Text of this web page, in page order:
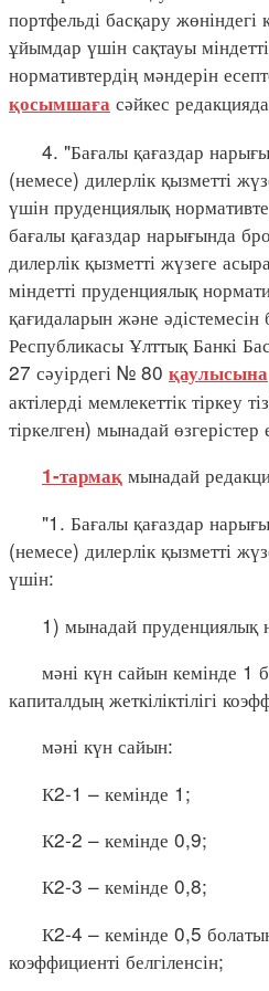
портфельді басқару
ұйымдар үшін сақтауы
нормативтердің мәндерін
қосымшаға сәйкес
4. "Бағалы қағаздар
(немесе) дилерлік қызметті
үшін пруденциялық
бағалы қағаздар нарығында
дилерлік қызметті жүзеге
міндетті пруденциялық
қағидаларын және әдістемесін
Республикасы Ұлттық Банкі
27 сәуірдегі № 80 қаулысына
актілерді мемлекеттік тіркеу
тіркелген) мынадай өзгерістер
1-тармақ мынадай
"1. Бағалы қағаздар
(немесе) дилерлік қызметті
үшін:
1) мынадай пруденциялық
мәні күн сайын кемінде 1
капиталдың жеткіліктілігі
мәні күн сайын:
К2-1 – кемінде 1;
К2-2 – кемінде 0,9;
К2-3 – кемінде 0,8;
К2-4 – кемінде 0,5 болатын
коэффициенті белгіленсін;